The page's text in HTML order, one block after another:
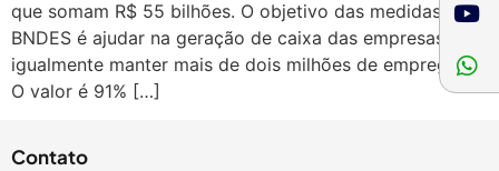
que somam R$ 55 bilhões. O objetivo das medidas do
BNDES é ajudar na geração de caixa das empresas e
igualmente manter mais de dois milhões de empregos.
O valor é 91% […]
Contato